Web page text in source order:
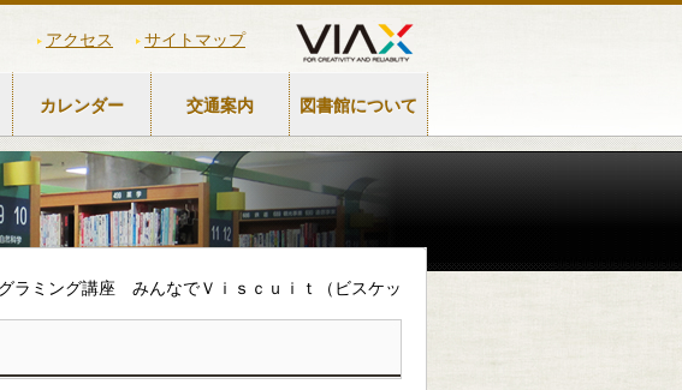
アクセス サイトマップ
カレンダー 交通案内 図書館について
ラミング講座 みんなでＶｉｓｃｕｉｔ（ビスケッ